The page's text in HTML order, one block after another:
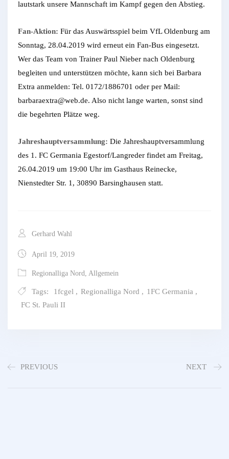
lautstark unsere Mannschaft im Kampf gegen den Abstieg.
Fan-Aktion: Für das Auswärtsspiel beim VfL Oldenburg am
Sonntag, 28.04.2019 wird erneut ein Fan-Bus eingesetzt.
Wer das Team von Trainer Paul Nieber nach Oldenburg
begleiten und unterstützen möchte, kann sich bei Barbara
Extra anmelden: Tel. 0172/1886701 oder per Mail:
barbaraextra@web.de. Also nicht lange warten, sonst sind
die begehrten Plätze weg.
Jahreshauptversammlung: Die Jahreshauptversammlung
des 1. FC Germania Egestorf/Langreder findet am Freitag,
26.04.2019 um 19:00 Uhr im Gasthaus Reinecke,
Nienstedter Str. 1, 30890 Barsinghausen statt.
Gerhard Wahl
April 19, 2019
Regionalliga Nord Allgemein
Tags: 1fcgel , Regionalliga Nord , 1FC Germania ,
FC St. Pauli II
PREVIOUS NEXT